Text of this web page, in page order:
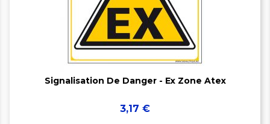


Signalisation De Danger - Ex Zone Atex
Prix
3,17 €